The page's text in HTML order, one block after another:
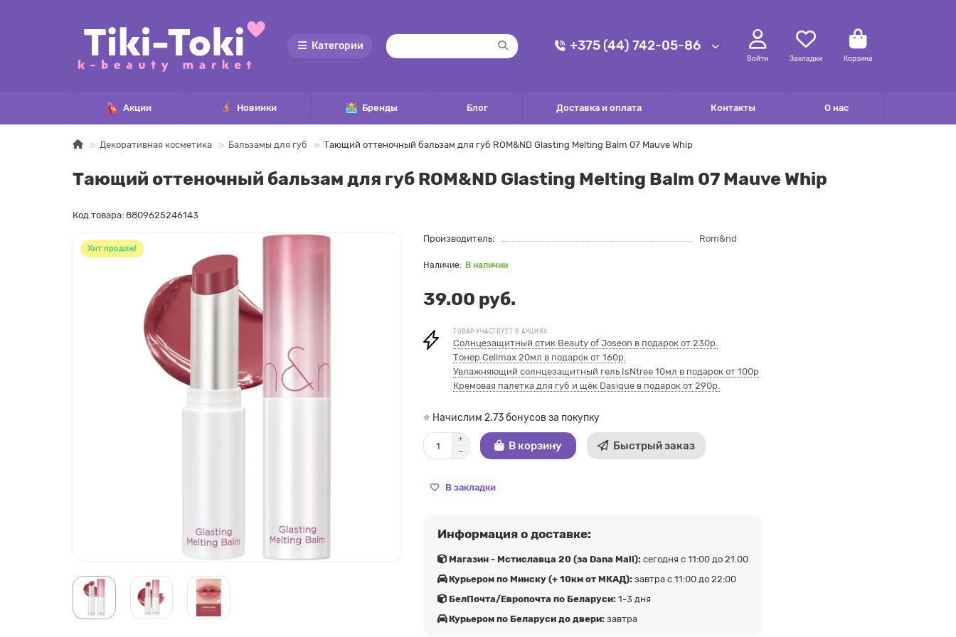
Категории +375 (44) 742-05-86
Войти Закладки Корзина
Акции Новинки Бренды Блог Доставка и оплата Контакты О нас
Декоративная косметика Бальзамы для губ Тающий оттеночный бальзам для губ ROM&ND Glasting Melting Balm 07 Mauve Whip
Тающий оттеночный бальзам для губ ROM&ND Glasting Melting Balm 07 Mauve Whip
Код товара: 8809625246143
Хит продаж!
Производитель: Rom&nd
В наличии
39.00 руб.
ТОВАР УЧАСТВУЕТ В АКЦИЯХ
Солнцезащитный стик Beauty of Joseon в подарок от 230р.
Тонер Celimax 20мл в подарок от 160р.
Увлажняющий солнцезащитный гель IsNtree 10мл в подарок от 100р
Кремовая палетка для губ и щёк Dasique в подарок от 290р.
⭐ Начислим 2.73 бонусов за покупку
В корзину Быстрый заказ
В закладки
Информация о доставке:
Магазин - Мстиславца 20 (за Dana Mall): сегодня с 11:00 до 21.00
Курьером по Минску (+ 10км от МКАД): завтра с 11:00 до 22:00
БелПочта/Европочта по Беларуси: 1-3 дня
Курьером по Беларуси до двери: завтра